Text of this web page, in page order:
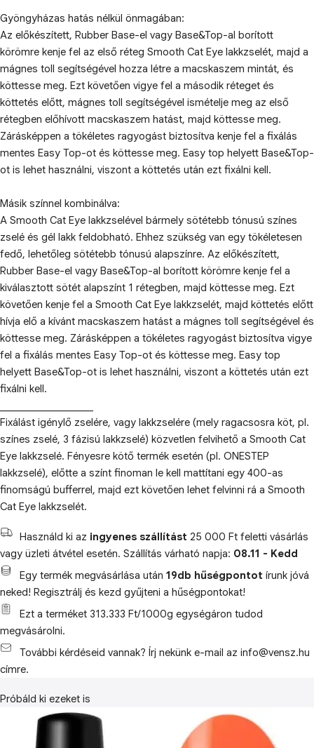
Gyöngyházas hatás nélkül önmagában:
Az előkészített, Rubber Base-el vagy Base&Top-al borított
körömre kenje fel az első réteg Smooth Cat Eye lakkzselét, majd a
mágnes toll segítségével hozza létre a macskaszem mintát, és
köttesse meg. Ezt követően vigye fel a második réteget és
köttetés előtt, mágnes toll segítségével ismételje meg az első
rétegben előhívott macskaszem hatást, majd köttesse meg.
Zárásképpen a tökéletes ragyogást biztosítva kenje fel a fixálás
mentes Easy Top-ot és köttesse meg. Easy top helyett Base&Top-
ot is lehet használni, viszont a köttetés után ezt fixálni kell.
Másik színnel kombinálva:
A Smooth Cat Eye lakkzselével bármely sötétebb tónusú színes
zselé és gél lakk feldobható. Ehhez szükség van egy tökéletesen
fedő, lehetőleg sötétebb tónusú alapszínre. Az előkészített,
Rubber Base-el vagy Base&Top-al borított körömre kenje fel a
kiválasztott sötét alapszínt 1 rétegben, majd köttesse meg. Ezt
követően kenje fel a Smooth Cat Eye lakkzselét, majd köttetés előtt
hívja elő a kívánt macskaszem hatást a mágnes toll segítségével és
köttesse meg. Zárásképpen a tökéletes ragyogást biztosítva vigye
fel a fixálás mentes Easy Top-ot és köttesse meg. Easy top
helyett Base&Top-ot is lehet használni, viszont a köttetés után ezt
fixálni kell.
Fixálást igénylő zselére, vagy lakkzselére (mely ragacsosra köt, pl.
színes zselé, 3 fázisú lakkzselé) közvetlen felvihető a Smooth Cat
Eye lakkzselé. Fényesre kötő termék esetén (pl. ONESTEP
lakkzselé), előtte a színt finoman le kell mattítani egy 400-as
finomságú bufferrel, majd ezt követően lehet felvinni rá a Smooth
Cat Eye lakkzselét.
Használd ki az ingyenes szállítást 25 000 Ft feletti vásárlás
vagy üzleti átvétel esetén. Szállítás várható napja: 08.11 - Kedd
Egy termék megvásárlása után 19db hűségpontot írunk jóvá
neked! Regisztrálj és kezd gyűjteni a hűségpontokat!
Ezt a terméket 313.333 Ft/1000g egységáron tudod
megvásárolni.
További kérdéseid vannak? Írj nekünk e-mail az info@vensz.hu
címre.
Próbáld ki ezeket is